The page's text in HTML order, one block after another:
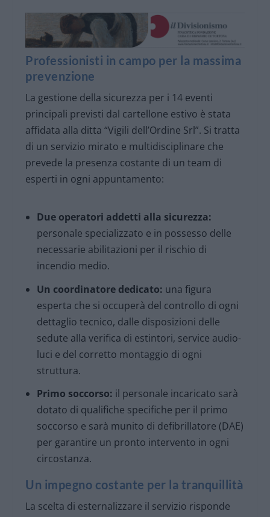
Professionisti in campo per la massima
prevenzione
La gestione della sicurezza per i 14 eventi
principali previsti dal cartellone estivo è stata
affidata alla ditta “Vigili dell’Ordine Srl”. Si tratta
di un servizio mirato e multidisciplinare che
prevede la presenza costante di un team di
esperti in ogni appuntamento:
Due operatori addetti alla sicurezza:
personale specializzato e in possesso delle
necessarie abilitazioni per il rischio di
incendio medio.
Un coordinatore dedicato: una figura
esperta che si occuperà del controllo di ogni
dettaglio tecnico, dalle disposizioni delle
sedute alla verifica di estintori, service audio-
luci e del corretto montaggio di ogni
struttura.
Primo soccorso: il personale incaricato sarà
dotato di qualifiche specifiche per il primo
soccorso e sarà munito di defibrillatore (DAE)
per garantire un pronto intervento in ogni
circostanza.
Un impegno costante per la tranquillità
La scelta di esternalizzare il servizio risponde